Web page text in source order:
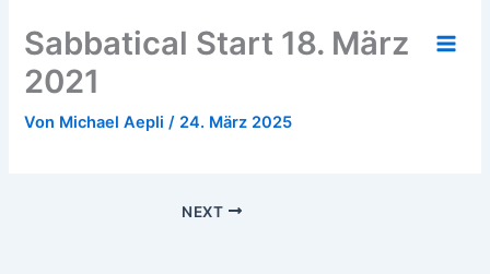
Inhalt
springen
Sabbatical Start 18. März
2021
Von Michael Aepli/ 24. März 2025
NEXT